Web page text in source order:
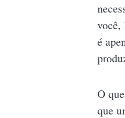
você,
é
O
que